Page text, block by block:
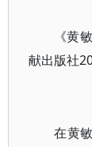
《黄
献出版社
在黄